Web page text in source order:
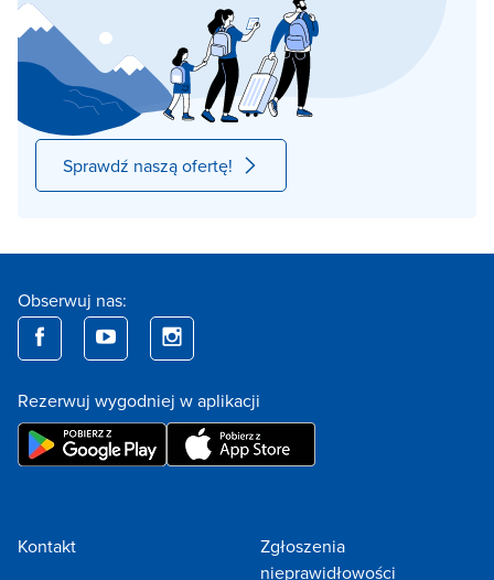
Sprawdź naszą ofertę!
Obserwuj nas:
Rezerwuj wygodniej w aplikacji
Kontakt
Zgłoszenia
nieprawidłowości